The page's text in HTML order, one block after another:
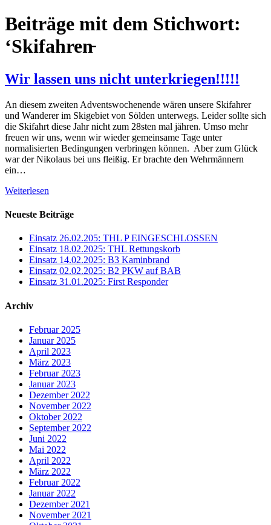
Beiträge mit dem Stichwort:
‘Skifahren̵
Wir lassen uns nicht unterkriegen!!!!!
An diesem zweiten Adventswochenende wären unsere Skifahrer
und Wanderer im Skigebiet von Sölden unterwegs. Leider sollte sich
die Skifahrt diese Jahr nicht zum 28sten mal jähren. Umso mehr
freuen wir uns, wenn wir wieder gemeinsame Tage unter
normalisierten Bedingungen verbringen können. Aber zum Glück
war der Nikolaus bei uns fleißig. Er brachte den Wehrmännern
ein…
Weiterlesen
Neueste Beiträge
Einsatz 26.02.205: THL P EINGESCHLOSSEN
Einsatz 18.02.2025: THL Rettungskorb
Einsatz 14.02.2025: B3 Kaminbrand
Einsatz 02.02.2025: B2 PKW auf BAB
Einsatz 31.01.2025: First Responder
Archiv
Februar 2025
Januar 2025
April 2023
März 2023
Februar 2023
Januar 2023
Dezember 2022
November 2022
Oktober 2022
September 2022
Juni 2022
Mai 2022
April 2022
März 2022
Februar 2022
Januar 2022
Dezember 2021
November 2021